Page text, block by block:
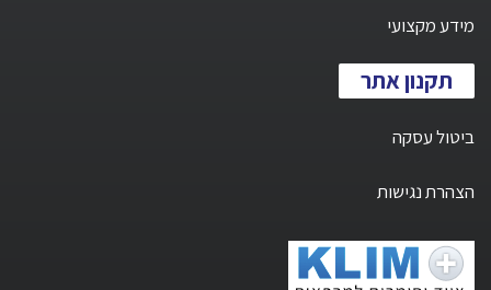
מידע מקצועי
תקנון אתר
ביטול עסקה
הצהרת נגישות